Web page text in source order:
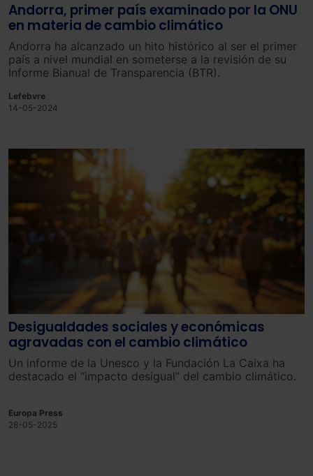
Andorra, primer país examinado por la ONU
en materia de cambio climático
Andorra ha alcanzado un hito histórico al ser el primer
país a nivel mundial en someterse a la revisión de su
Informe Bianual de Transparencia (BTR).
Lefebvre
14-05-2024
Desigualdades sociales y económicas
agravadas con el cambio climático
Un informe de la Unesco y la Fundación La Caixa ha
destacado el “impacto desigual” del cambio climático.
Europa Press
28-05-2025